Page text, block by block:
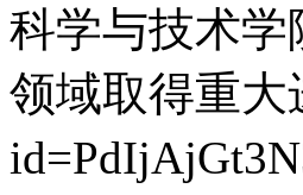
科学与技术
领域取得重大